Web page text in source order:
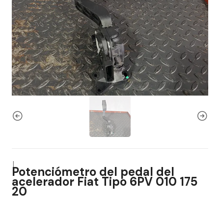
|
Potenciómetro del pedal del
acelerador Fiat Tipo 6PV 010 175
20